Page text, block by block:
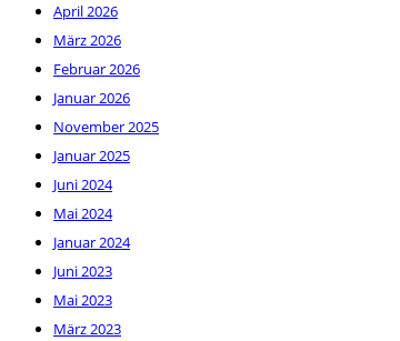
April 2026
März 2026
Februar 2026
Januar 2026
November 2025
Januar 2025
Juni 2024
Mai 2024
Januar 2024
Juni 2023
Mai 2023
März 2023